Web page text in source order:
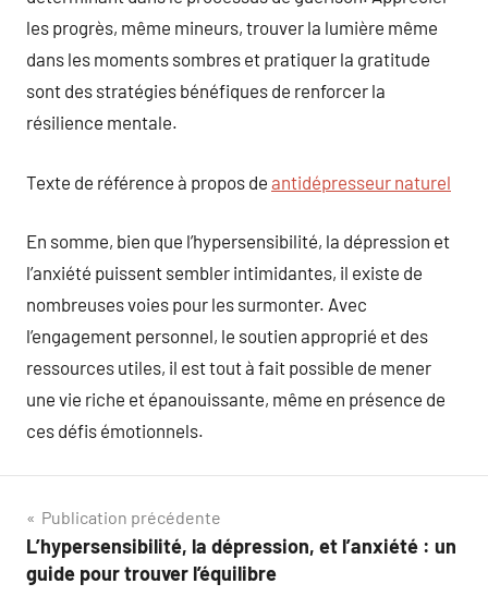
les progrès, même mineurs, trouver la lumière même
dans les moments sombres et pratiquer la gratitude
sont des stratégies bénéfiques de renforcer la
résilience mentale.
Texte de référence à propos de antidépresseur naturel
En somme, bien que l’hypersensibilité, la dépression et
l’anxiété puissent sembler intimidantes, il existe de
nombreuses voies pour les surmonter. Avec
l’engagement personnel, le soutien approprié et des
ressources utiles, il est tout à fait possible de mener
une vie riche et épanouissante, même en présence de
ces défis émotionnels.
Navigation
de
Publication précédente
L’hypersensibilité, la dépression, et l’anxiété : un
guide pour trouver l’équilibre